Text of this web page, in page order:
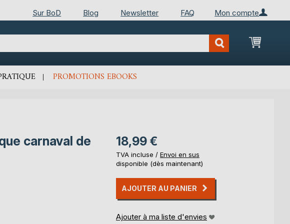
Mon compte
Sur BoD Blog Newsletter FAQ
Mon
PROMOTIONS EBOOKS
carnaval de
18,99 €
TVA incluse / Envoi en sus
disponible (dès maintenant)
AJOUTER AU PANIER
Ajouter à ma liste d'envies